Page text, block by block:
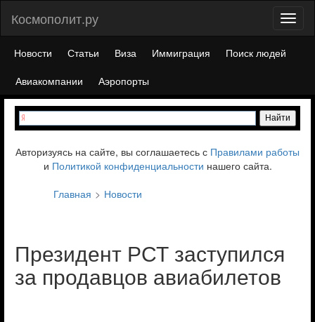
Космополит.ру
Новости Статьи Виза Иммиграция
Поиск людей
Авиакомпании
Аэропорты
Авторизуясь на сайте, вы соглашаетесь с Правилами работы
и Политикой конфиденциальности нашего сайта.
Главная
Новости
Президент РСТ заступился
за продавцов авиабилетов